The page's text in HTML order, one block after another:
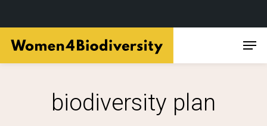
main
biodiversity plan